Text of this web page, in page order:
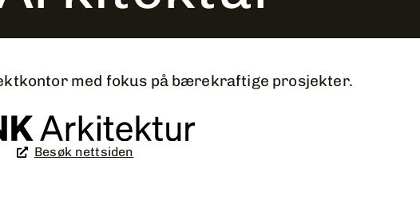
med fokus på bærekraftige prosjekter.
Besøk nettsiden